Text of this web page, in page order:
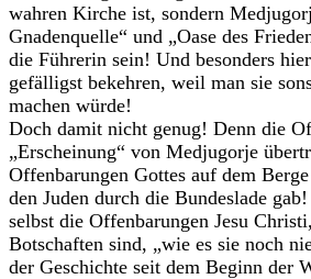
wahren Kirche ist, sondern
Gnadenquelle“ und „Oase des
die Führerin sein! Und besonders
gefälligst bekehren, weil man sie
machen würde!
Doch damit nicht genug! Denn die
„Erscheinung“ von Medjugorje
Offenbarungen Gottes auf dem
den Juden durch die Bundeslade
selbst die Offenbarungen Jesu
Botschaften sind, „wie es sie noch
der Geschichte seit dem Beginn der